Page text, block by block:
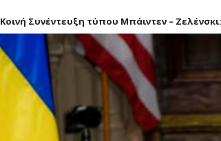
Κοινή Συνέντευξη τύπου Μπάιντεν –